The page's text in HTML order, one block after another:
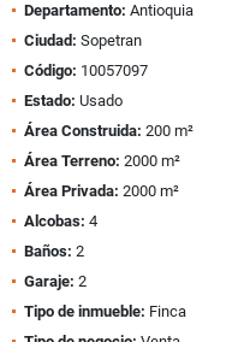
Departamento: Antioquia
Ciudad: Sopetran
Código: 10057097
Estado: Usado
Área Construida: 200 m²
Área Terreno: 2000 m²
Área Privada: 2000 m²
Alcobas: 4
Baños: 2
Garaje: 2
Tipo de inmueble: Finca